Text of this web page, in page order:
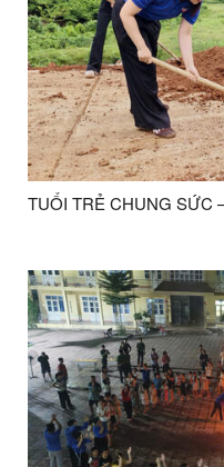
TUỔI TRẺ CHUNG SỨC